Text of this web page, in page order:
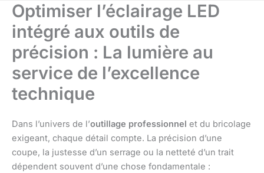
Optimiser l’éclairage LED
intégré aux outils de
précision : La lumière au
service de l’excellence
technique
Dans l’univers de l’outillage professionnel et du bricolage
exigeant, chaque détail compte. La précision d’une
coupe, la justesse d’un serrage ou la netteté d’un trait
dépendent souvent d’une chose fondamentale :